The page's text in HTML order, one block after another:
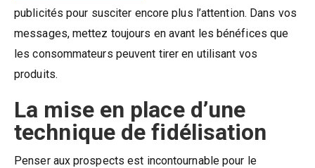
publicités pour susciter encore plus l’attention. Dans vos
messages, mettez toujours en avant les bénéfices que
les consommateurs peuvent tirer en utilisant vos
produits.
La mise en place d’une
technique de fidélisation
Penser aux prospects est incontournable pour le